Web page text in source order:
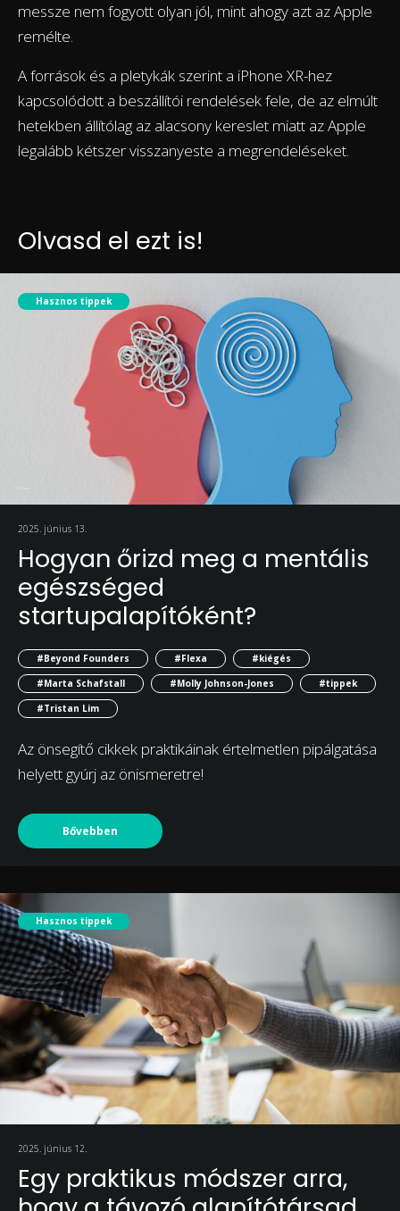
messze nem fogyott olyan jól, mint ahogy azt az Apple
remélte.
A források és a pletykák szerint a iPhone XR-hez
kapcsolódott a beszállítói rendelések fele, de az elmúlt
hetekben állítólag az alacsony kereslet miatt az Apple
legalább kétszer visszanyeste a megrendeléseket.
Olvasd el ezt is!
Hasznos tippek
2025. június 13.
Hogyan őrizd meg a mentális
egészséged
startupalapítóként?
#Beyond Founders #Flexa
#kiégés
#Marta Schafstall
#Molly Johnson-Jones
#tippek
#Tristan Lim
Az önsegítő cikkek praktikáinak értelmetlen pipálgatása
helyett gyúrj az önismeretre!
Bővebben
Hasznos tippek
2025. június 12.
Egy praktikus módszer arra,